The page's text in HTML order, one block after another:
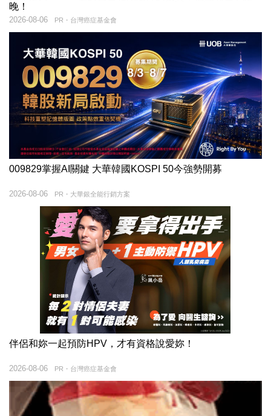
晚！
PR・台灣癌症基金會
2026-08-06
009829掌握AI關鍵 大華韓國KOSPI 50今強勢開募
PR・大華銀全能行銷方案
2026-08-06
伴侶和妳一起預防HPV，才有資格說愛妳！
PR・台灣癌症基金會
2026-08-06